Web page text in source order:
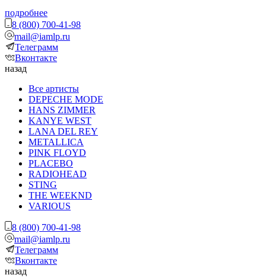
подробнее
8 (800) 700-41-98
mail@iamlp.ru
Телеграмм
Вконтакте
назад
Все артисты
DEPECHE MODE
HANS ZIMMER
KANYE WEST
LANA DEL REY
METALLICA
PINK FLOYD
PLACEBO
RADIOHEAD
STING
THE WEEKND
VARIOUS
8 (800) 700-41-98
mail@iamlp.ru
Телеграмм
Вконтакте
назад